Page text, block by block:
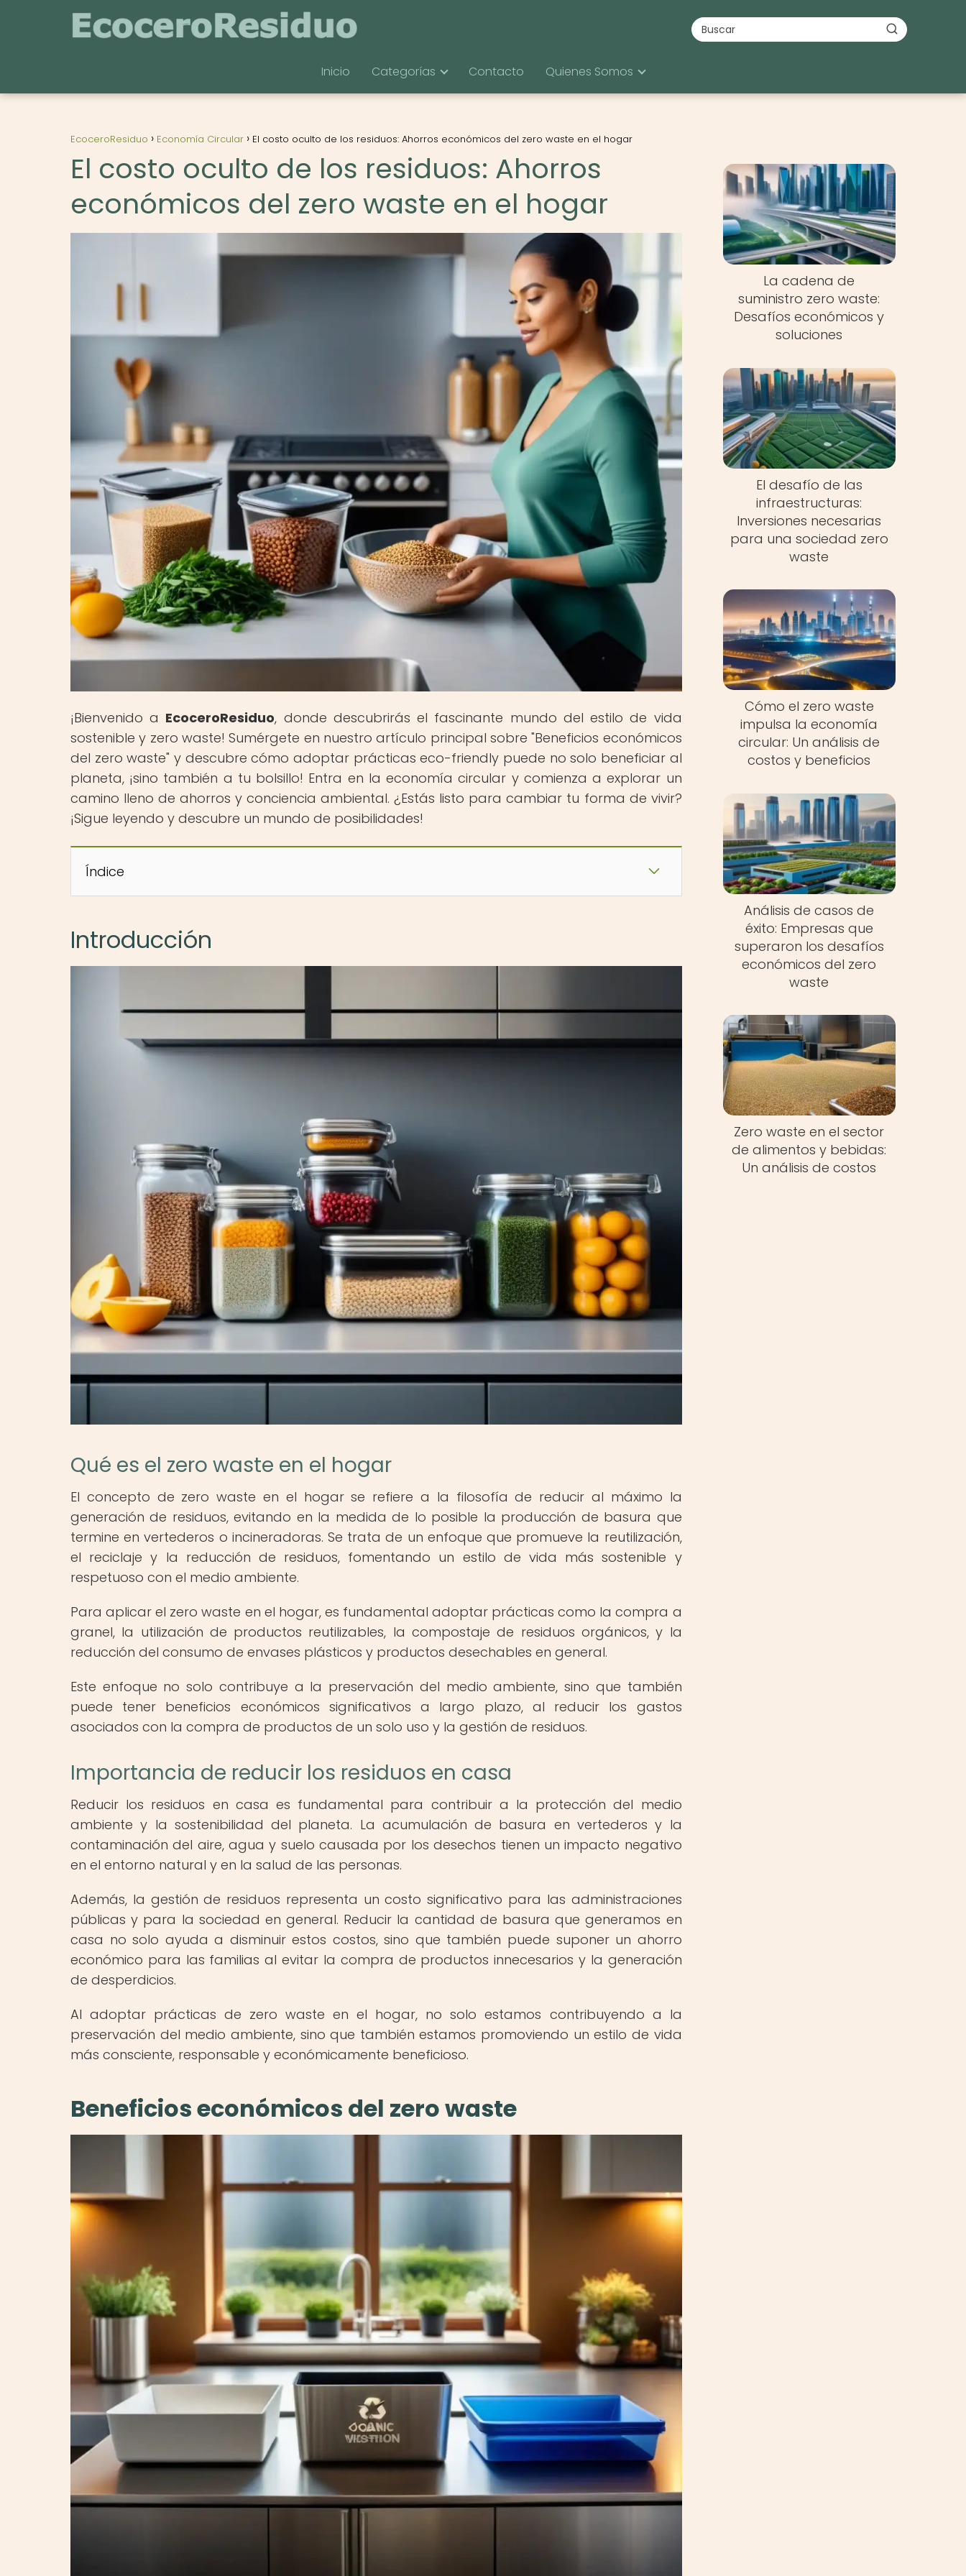
Inicio Categorías Contacto Quienes Somos
EcoceroResiduo Economía Circular El costo oculto de los residuos: Ahorros económicos del zero waste en el hogar
El costo oculto de los residuos: Ahorros
económicos del zero waste en el hogar
¡Bienvenido a EcoceroResiduo, donde descubrirás el fascinante mundo del estilo de vida
sostenible y zero waste! Sumérgete en nuestro artículo principal sobre "Beneficios económicos
del zero waste" y descubre cómo adoptar prácticas eco-friendly puede no solo beneficiar al
planeta, ¡sino también a tu bolsillo! Entra en la economía circular y comienza a explorar un
camino lleno de ahorros y conciencia ambiental. ¿Estás listo para cambiar tu forma de vivir?
¡Sigue leyendo y descubre un mundo de posibilidades!
Índice
Introducción
Qué es el zero waste en el hogar
El concepto de zero waste en el hogar se refiere a la filosofía de reducir al máximo la
generación de residuos, evitando en la medida de lo posible la producción de basura que
termine en vertederos o incineradoras. Se trata de un enfoque que promueve la reutilización,
el reciclaje y la reducción de residuos, fomentando un estilo de vida más sostenible y
respetuoso con el medio ambiente.
Para aplicar el zero waste en el hogar, es fundamental adoptar prácticas como la compra a
granel, la utilización de productos reutilizables, la compostaje de residuos orgánicos, y la
reducción del consumo de envases plásticos y productos desechables en general.
Este enfoque no solo contribuye a la preservación del medio ambiente, sino que también
puede tener beneficios económicos significativos a largo plazo, al reducir los gastos
asociados con la compra de productos de un solo uso y la gestión de residuos.
Importancia de reducir los residuos en casa
Reducir los residuos en casa es fundamental para contribuir a la protección del medio
ambiente y la sostenibilidad del planeta. La acumulación de basura en vertederos y la
contaminación del aire, agua y suelo causada por los desechos tienen un impacto negativo
en el entorno natural y en la salud de las personas.
Además, la gestión de residuos representa un costo significativo para las administraciones
públicas y para la sociedad en general. Reducir la cantidad de basura que generamos en
casa no solo ayuda a disminuir estos costos, sino que también puede suponer un ahorro
económico para las familias al evitar la compra de productos innecesarios y la generación
de desperdicios.
Al adoptar prácticas de zero waste en el hogar, no solo estamos contribuyendo a la
preservación del medio ambiente, sino que también estamos promoviendo un estilo de vida
más consciente, responsable y económicamente beneficioso.
Beneficios económicos del zero waste
La cadena de
suministro zero waste:
Desafíos económicos y
soluciones
El desafío de las
infraestructuras:
Inversiones necesarias
para una sociedad zero
waste
Cómo el zero waste
impulsa la economía
circular: Un análisis de
costos y beneficios
Análisis de casos de
éxito: Empresas que
superaron los desafíos
económicos del zero
waste
Zero waste en el sector
de alimentos y bebidas:
Un análisis de costos